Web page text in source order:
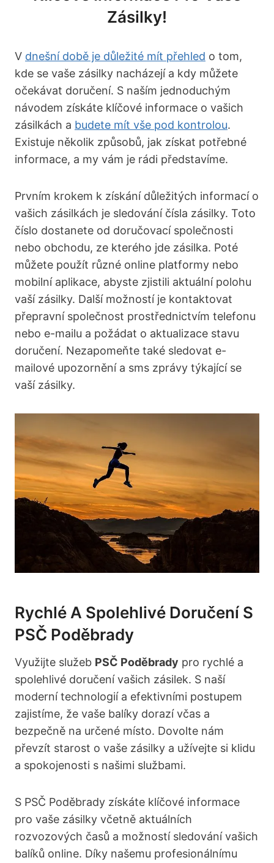
Zásilky!
V dnešní době je důležité mít přehled o tom,
kde se vaše zásilky nacházejí a kdy můžete
očekávat doručení. S naším jednoduchým
návodem získáte klíčové informace o vašich
zásilkách a budete mít vše pod kontrolou.
Existuje několik způsobů, jak získat potřebné
informace, a my vám je rádi představíme.
Prvním krokem k získání důležitých informací o
vašich zásilkách je sledování čísla zásilky. Toto
číslo dostanete od doručovací společnosti
nebo obchodu, ze kterého jde zásilka. Poté
můžete použít různé online platformy nebo
mobilní aplikace, abyste zjistili aktuální polohu
vaší zásilky. Další možností je kontaktovat
přepravní společnost prostřednictvím telefonu
nebo e-mailu a požádat o aktualizace stavu
doručení. Nezapomeňte také sledovat e-
mailové upozornění a sms zprávy týkající se
vaší zásilky.
Rychlé A Spolehlivé Doručení S
PSČ Poděbrady
Využijte služeb PSČ Poděbrady pro rychlé a
spolehlivé doručení vašich zásilek. S naší
moderní technologií a efektivními postupem
zajistíme, že vaše balíky dorazí včas a
bezpečně na určené místo. Dovolte nám
převzít starost o vaše zásilky a užívejte si klidu
a spokojenosti s našimi službami.
S PSČ Poděbrady získáte klíčové informace
pro vaše zásilky včetně aktuálních
rozvozových časů a možností sledování vašich
balíků online. Díky našemu profesionálnímu